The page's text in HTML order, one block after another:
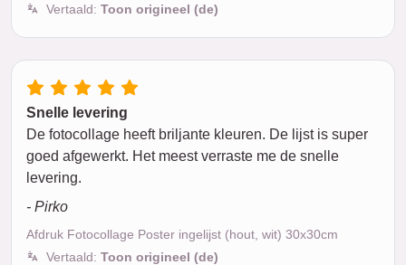
Vertaald: Toon origineel (de)
Snelle levering
De fotocollage heeft briljante kleuren. De lijst is super
goed afgewerkt. Het meest verraste me de snelle
levering.
- Pirko
Afdruk Fotocollage Poster ingelijst (hout, wit) 30x30cm
Vertaald: Toon origineel (de)